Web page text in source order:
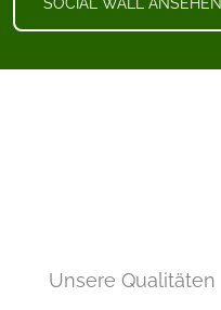
Unsere Qualitäten